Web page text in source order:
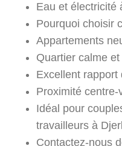
Eau et électricité
Pourquoi choisir
Appartements
Quartier calme
Excellent rapport
Proximité centre-
Idéal pour
travailleurs à
Contactez-nous